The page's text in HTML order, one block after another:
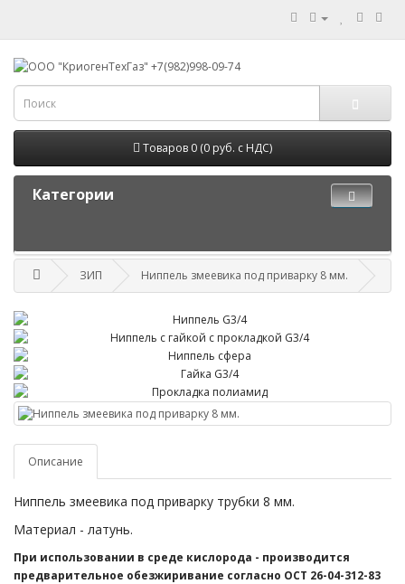
Товаров 0 (0 руб. с НДС)
Категории
ЗИП Ниппель змеевика под приварку 8 мм.
Описание
Ниппель змеевика под приварку трубки 8 мм.
Материал - латунь.
При использовании в среде кислорода - производится
предварительное обезжиривание согласно ОСТ 26-04-312-83